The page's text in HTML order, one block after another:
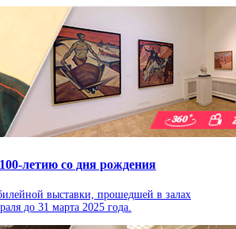
летию со дня рождения
выставки, прошедшей в залах
до 31 марта 2025 года.